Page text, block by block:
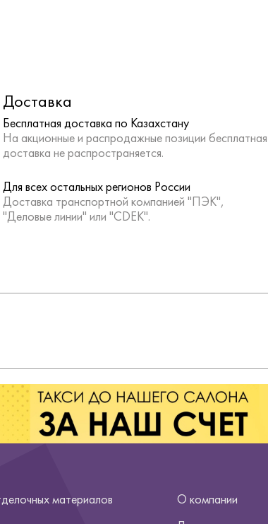
Доставка
Бесплатная доставка по Казахстану
На акционные и распродажные позиции бесплатная
доставка не распространяется.
Для всех остальных регионов России
Доставка транспортной компанией "ПЭК",
"Деловые линии" или "CDEK".
материалов
О компании